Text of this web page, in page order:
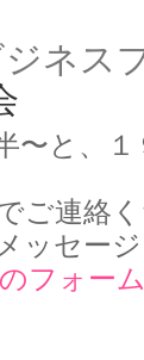
ネス
〜と、
ご連絡
ッセー
フォー